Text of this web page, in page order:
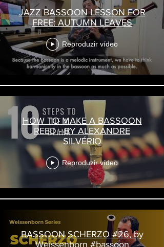
JAZZ BASSOON LESSON FOR
FREE: AUTUMN LEAVES
Reproduzir vídeo
HOW TO MAKE A BASSOON
REED - BY ALEXANDRE
SILVÉRIO
Reproduzir vídeo
BASSOON SCHERZO #26, by
Weissenborn #bassoon